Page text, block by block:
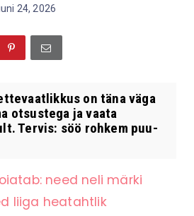
24, 2026
on täna väga
otsustega ja vaata
Tervis: söö rohkem puu-
need neli märki
liiga heatahtlik